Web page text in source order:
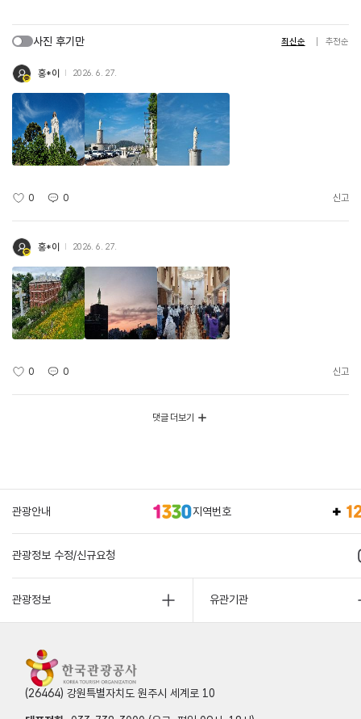
사진 후기만 최신순 추천순
홍*이 2026. 6. 27.
0 0 신고
홍*이 2026. 6. 27.
0 0 신고
댓글 더보기
관광안내 지역번호
관광정보 수정/신규요청
관광정보 유관기관
(26464) 강원특별자치도 원주시 세계로 10